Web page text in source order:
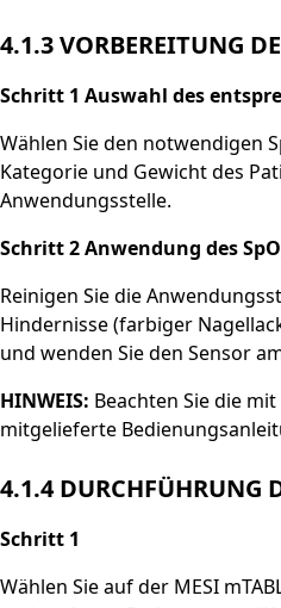
4.1.3 VORBEREITUNG
Schritt 1 Auswahl des
Wählen Sie den notwendigen
Kategorie und Gewicht des
Anwendungsstelle.
Schritt 2 Anwendung des
Reinigen Sie die
Hindernisse (farbiger
und wenden Sie den Sensor
HINWEIS: Beachten Sie die
mitgelieferte
4.1.4 DURCHFÜHRUNG
Schritt 1
Wählen Sie auf der MESI